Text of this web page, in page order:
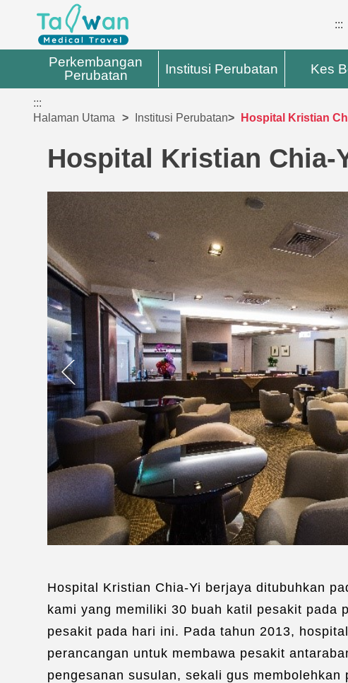
:::
Perkembangan
Perubatan
Institusi Perubatan Kes
:::
Halaman Utama
Institusi Perubatan Hospital Kristian
Hospital Kristian Chia-
Hospital Kristian Chia-Yi berjaya ditubuhkan
kami yang memiliki 30 buah katil pesakit pada
pesakit pada hari ini. Pada tahun 2013,
perancangan untuk membawa pesakit
pengesanan susulan, sekali gus